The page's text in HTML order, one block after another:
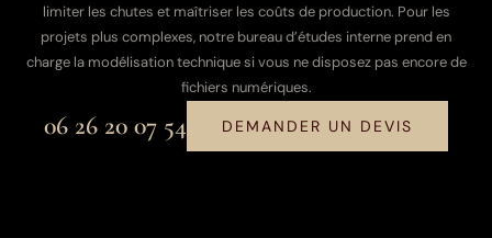
limiter les chutes et maîtriser les coûts de production. Pour les
projets plus complexes, notre bureau d’études interne prend en
charge la modélisation technique si vous ne disposez pas encore de
fichiers numériques.
06 26 20 07 54 DEMANDER UN DEVIS